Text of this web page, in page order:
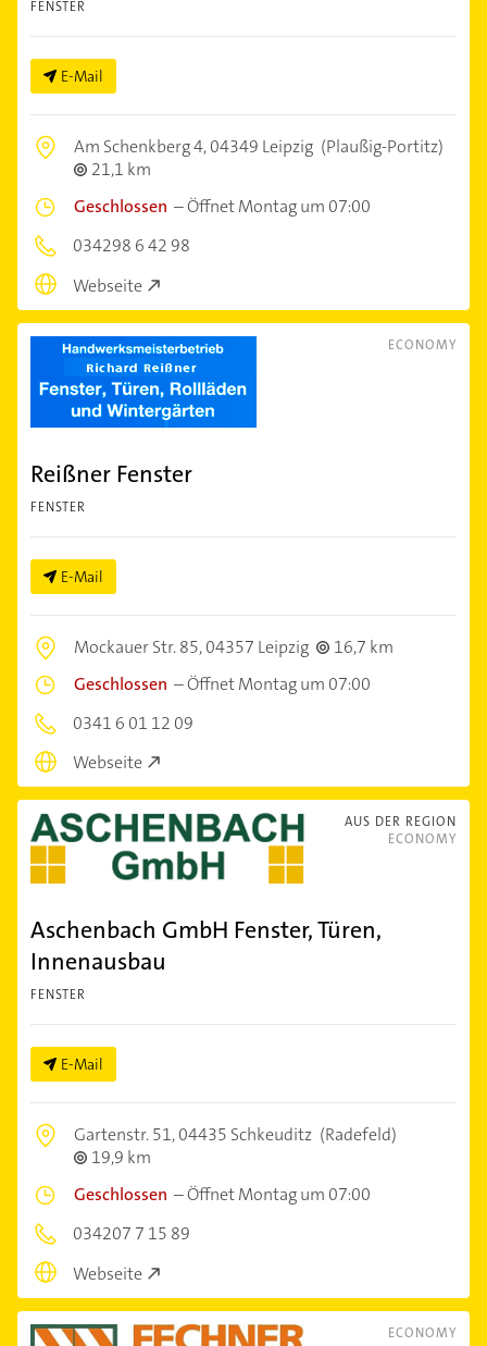
FENSTER
E-Mail
Am Schenkberg 4,04349 Leipzig (Plaußig-Portitz)
21,1 km
Geschlossen –Öffnet Montag um 07:00
034298 6 42 98
Webseite
ECONOMY
Reißner Fenster
FENSTER
E-Mail
Mockauer Str. 85,04357 Leipzig
16,7 km
Geschlossen –Öffnet Montag um 07:00
0341 6 01 12 09
Webseite
AUS DER REGION
ECONOMY
Aschenbach GmbH Fenster, Türen,
Innenausbau
FENSTER
E-Mail
Gartenstr. 51,04435 Schkeuditz (Radefeld)
19,9 km
Geschlossen –Öffnet Montag um 07:00
034207 7 15 89
Webseite
ECONOMY